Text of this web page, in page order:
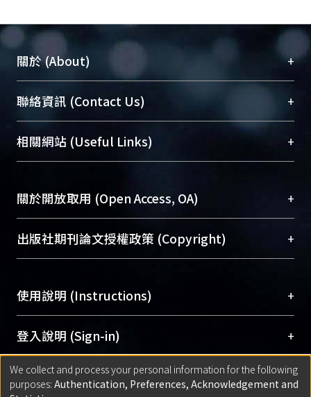
關於 (About) +
臺大位居世界頂尖大學之列，為永久珍藏及向國際
展現本校豐碩的研究成果及學術能量，圖書館整合
機構典藏（NTUR）與學術庫（AH）不同功能平
台，成為臺大學術典藏NTU scholars。期能整合研
成果。
To permanently archive and promote researcher
profiles and scholarly works, Library integrates the
services of “NTU Repository” with “Academic
聯絡資訊 (Contact Us) +
總館學科館員(Main Library)
醫學圖書館學科館員(Medical Library)
Sciences Library)
相關網站 (Useful Links) +
關於開放取用 (Open Access, OA) +
開放取用是從使用者角度提升資訊取用性的社會運
動，應用在學術研究上是透過將研究著作公開供使
用逐年攀升。同時可加速研究發展、提升研究影響
Archive）平台。 （點選深入了解OA）
出版社期刊論文授權政策 (Copyright) +
含部分內容的版權非匯入者所有，或由第三方贊
助與合作完成，請確認該版權所有者及第三方同
意提供此授權。
Please represent that the submission is your
original work, and that you have the right to
grant the rights to upload.
使用說明 (Instructions) +
網站簡介(Quickstart Guide)
使用手冊(Instruction Manual)
線上預約服務(Booking Service)
登入說明 (Sign-in) +
方案一：臺灣大學計算機中心帳號登入
(With C&INC Email Account)
匯入著作 (Submission) +
We collect and process your personal information for the following
purposes: Authentication, Preferences, Acknowledgement and